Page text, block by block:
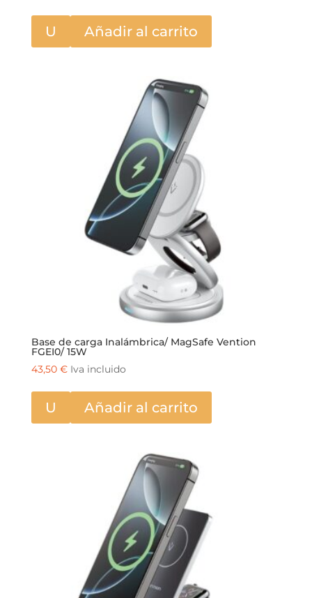
U Añadir al carrito
Base de carga Inalámbrica/ MagSafe Vention
FGEI0/ 15W
43,50 € Iva incluido
U Añadir al carrito